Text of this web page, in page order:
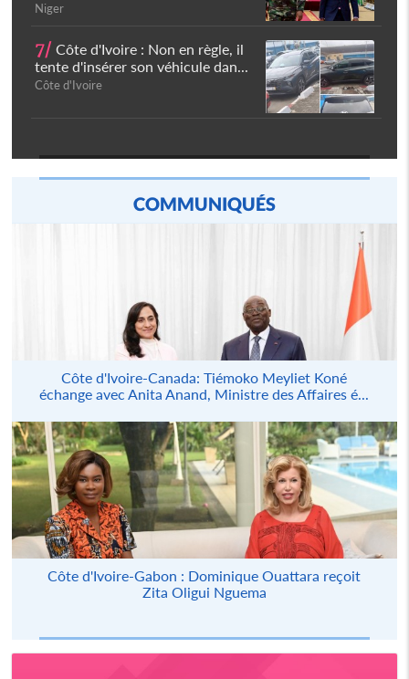
Niger
7/ Côte d'Ivoire : Non en règle, il
tente d'insérer son véhicule dan...
Côte d'Ivoire
COMMUNIQUÉS
Côte d'Ivoire-Canada: Tiémoko Meyliet Koné
échange avec Anita Anand, Ministre des Affaires é...
Côte d'Ivoire-Gabon : Dominique Ouattara reçoit
Zita Oligui Nguema